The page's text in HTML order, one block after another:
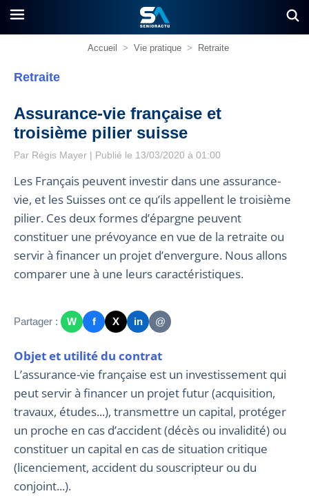
Accueil > Vie pratique > Retraite
Retraite
Assurance-vie française et
troisième pilier suisse
Par Régis Mayer | Publié le 13/03/2020 à 01:00
Les Français peuvent investir dans une assurance-
vie, et les Suisses ont ce qu’ils appellent le troisième
pilier. Ces deux formes d’épargne peuvent
constituer une prévoyance en vue de la retraite ou
servir à financer un projet d’envergure. Nous allons
comparer une à une leurs caractéristiques.
Partager : W f X in @
Objet et utilité du contrat
L’assurance-vie française est un investissement qui
peut servir à financer un projet futur (acquisition,
travaux, études...), transmettre un capital, protéger
un proche en cas d’accident (décès ou invalidité) ou
constituer un capital en cas de situation critique
(licenciement, accident du souscripteur ou du
conjoint...).